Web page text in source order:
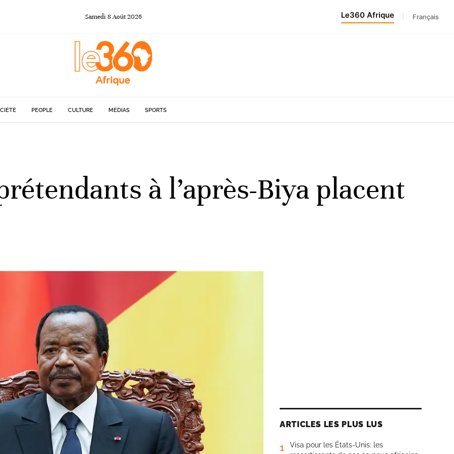
Samedi 8Août2026 Le360 Afrique Français
PEOPLE CULTURE MÉDIAS SPORTS
à l’après-Biya placent
ARTICLES LES PLUS LUS
1
Visa pour les États-Unis: les